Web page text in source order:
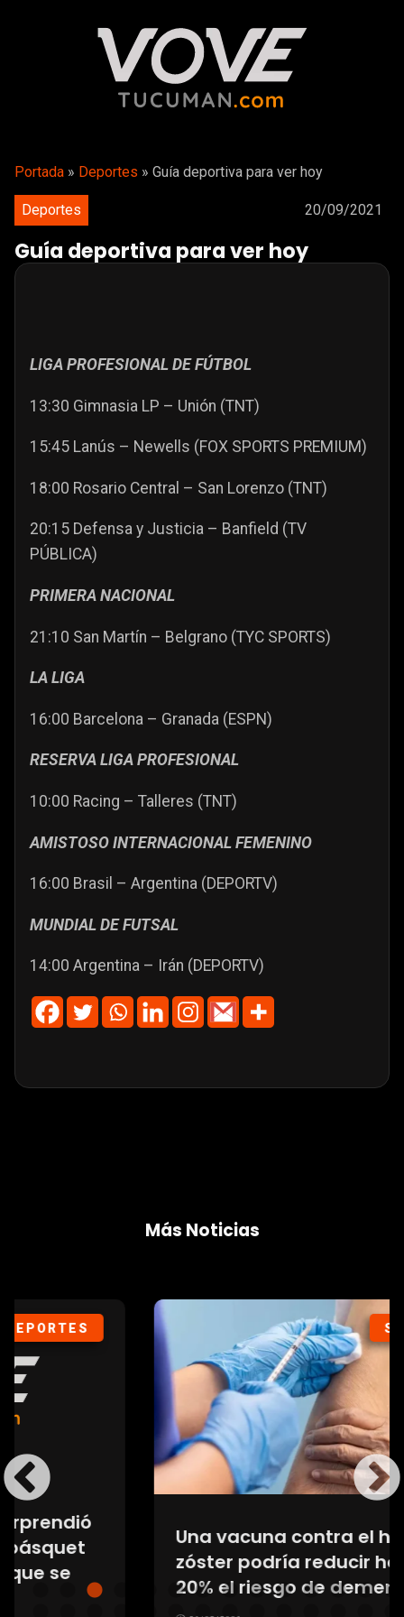
Portada » Deportes » Guía deportiva para ver hoy
Deportes 20/09/2021
Guía deportiva para ver hoy
LIGA PROFESIONAL DE FÚTBOL
13:30 Gimnasia LP – Unión (TNT)
15:45 Lanús – Newells (FOX SPORTS PREMIUM)
18:00 Rosario Central – San Lorenzo (TNT)
20:15 Defensa y Justicia – Banfield (TV
PÚBLICA)
PRIMERA NACIONAL
21:10 San Martín – Belgrano (TYC SPORTS)
LA LIGA
16:00 Barcelona – Granada (ESPN)
RESERVA LIGA PROFESIONAL
10:00 Racing – Talleres (TNT)
AMISTOSO INTERNACIONAL FEMENINO
16:00 Brasil – Argentina (DEPORTV)
MUNDIAL DE FUTSAL
14:00 Argentina – Irán (DEPORTV)
Más Noticias
SOCIEDAD
Una vacuna contra el herpes
zóster podría reducir hasta un
20% el riesgo de demencia